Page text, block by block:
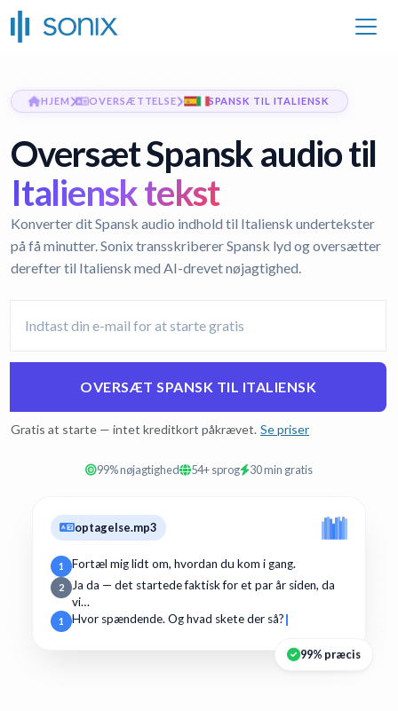
HJEM OVERSÆTTELSE SPANSK TIL ITALIENSK
Oversæt Spansk audio til
Italiensk tekst
Konverter dit Spansk audio indhold til Italiensk undertekster
på få minutter. Sonix transskriberer Spansk lyd og oversætter
derefter til Italiensk med AI-drevet nøjagtighed.
OVERSÆT SPANSK TIL ITALIENSK
Gratis at starte — intet kreditkort påkrævet. Se priser
99% nøjagtighed 54+ sprog 30 min gratis
optagelse.mp3
1 Fortæl mig lidt om, hvordan du kom i gang.
2
Ja da — det startede faktisk for et par år siden, da
vi…
1 Hvor spændende. Og hvad skete der så?
99% præcis